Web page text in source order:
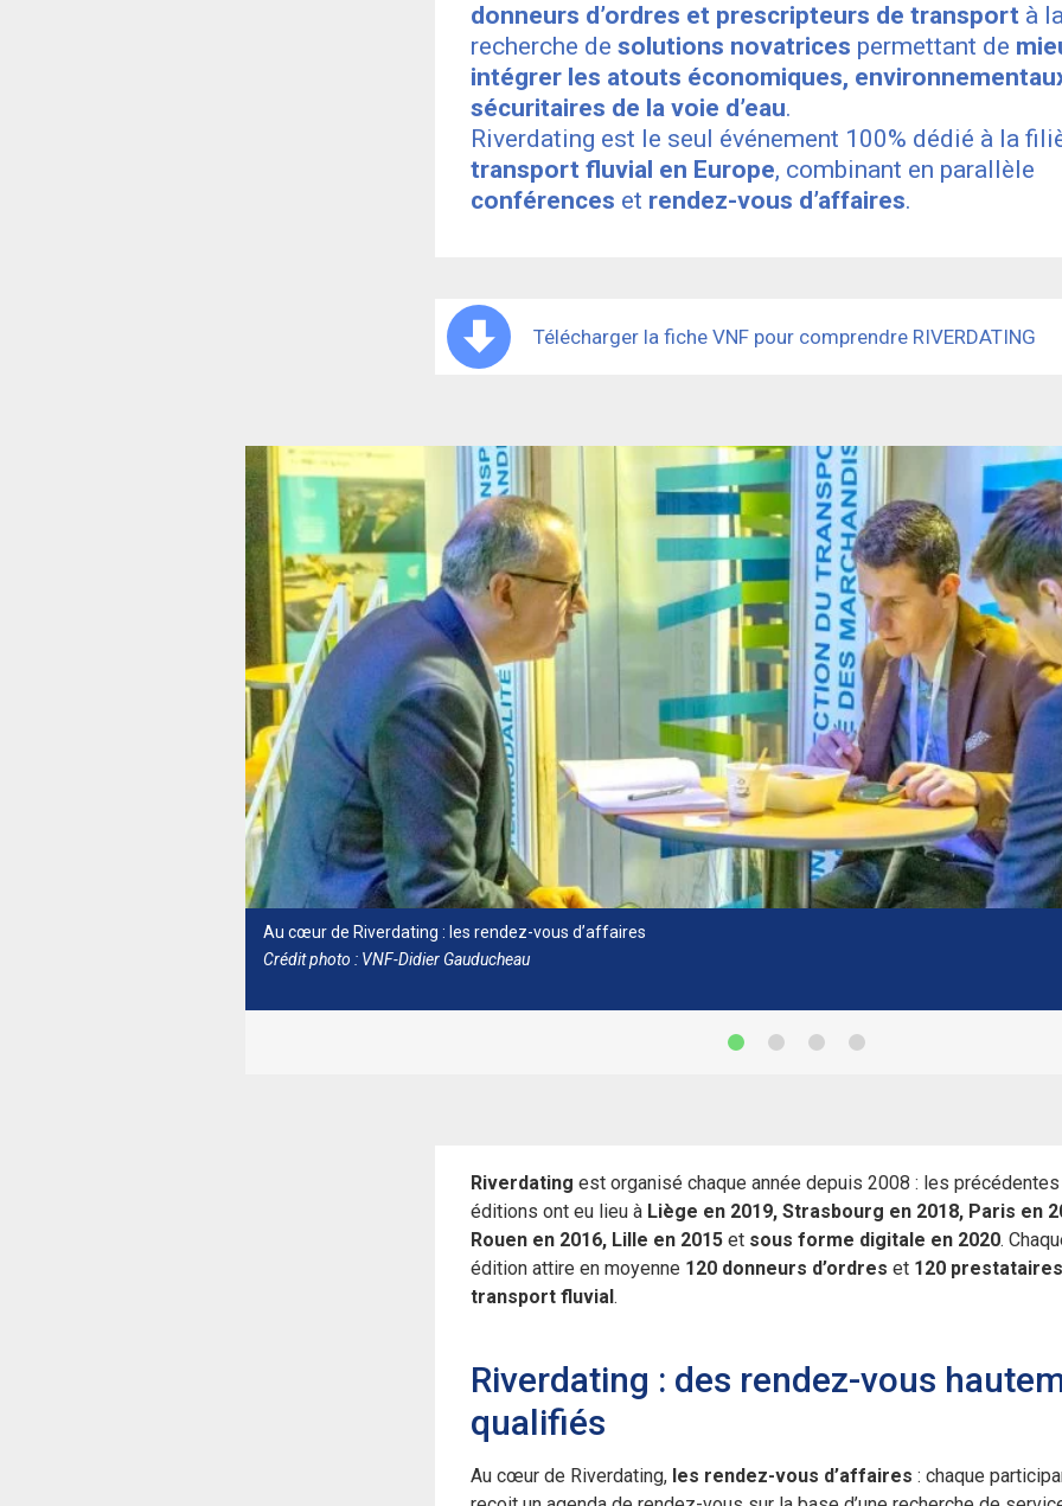
donneurs d’ordres et prescripteurs de transport à
recherche de solutions novatrices permettant de
intégrer les atouts économiques,
sécuritaires de la voie d’eau.
Riverdating est le seul événement 100% dédié à la
transport fluvial en Europe, combinant en parallèle
conférences et rendez-vous d’affaires.
Télécharger la fiche VNF pour comprendre RIVERDATING
Au cœur de Riverdating : les rendez-vous d’affaires
Crédit photo : VNF-Didier Gauducheau
Riverdating est organisé chaque année depuis 2008 : les précédentes
éditions ont eu lieu à Liège en 2019, Strasbourg en 2018, Paris en
Rouen en 2016, Lille en 2015 et sous forme digitale en 2020.
édition attire en moyenne 120 donneurs d’ordres et 120
transport fluvial.
Riverdating : des rendez-vous
qualifiés
Au cœur de Riverdating, les rendez-vous d’affaires : chaque